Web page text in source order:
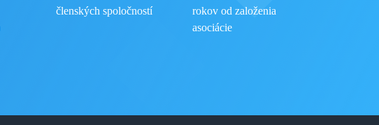
členských spoločností
rokov od založenia
asociácie